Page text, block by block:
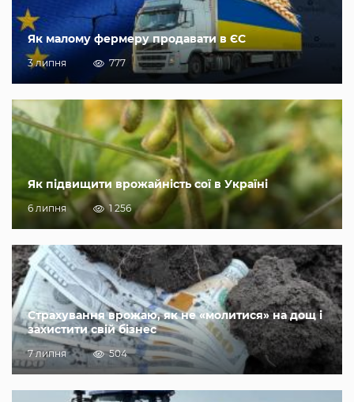
Як малому фермеру продавати в ЄС
3 липня 777
Як підвищити врожайність сої в Україні
6 липня 1 256
Страхування врожаю, як не «молитися» на дощ і
захистити свій бізнес
7 липня 504